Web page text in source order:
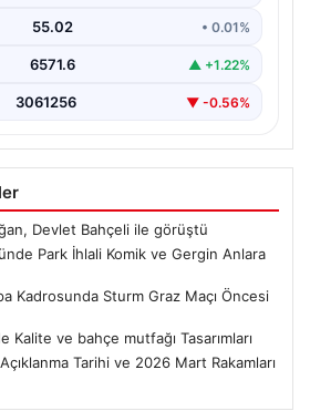
55.02 • 0.01%
6571.6 ▲ +1.22%
3061256 ▼ -0.56%
Devlet Bahçeli ile görüştü
Park İhlali Komik ve Gergin Anlara
Kadrosunda Sturm Graz Maçı Öncesi
Kalite ve bahçe mutfağı Tasarımları
Tarihi ve 2026 Mart Rakamları